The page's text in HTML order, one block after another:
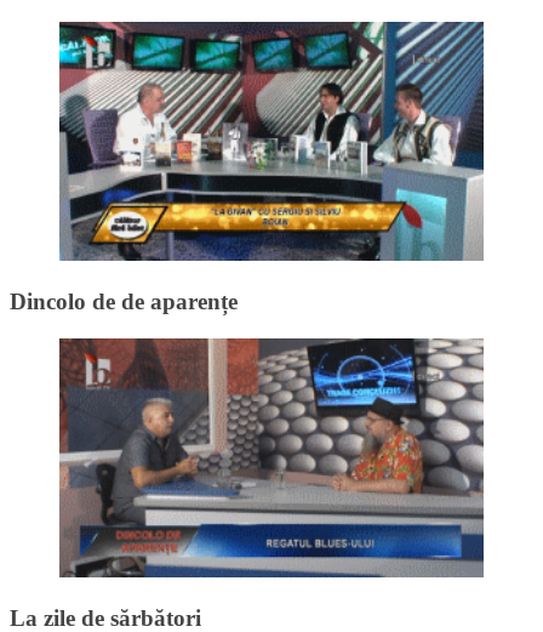
Dincolo de de aparențe
La zile de sărbători